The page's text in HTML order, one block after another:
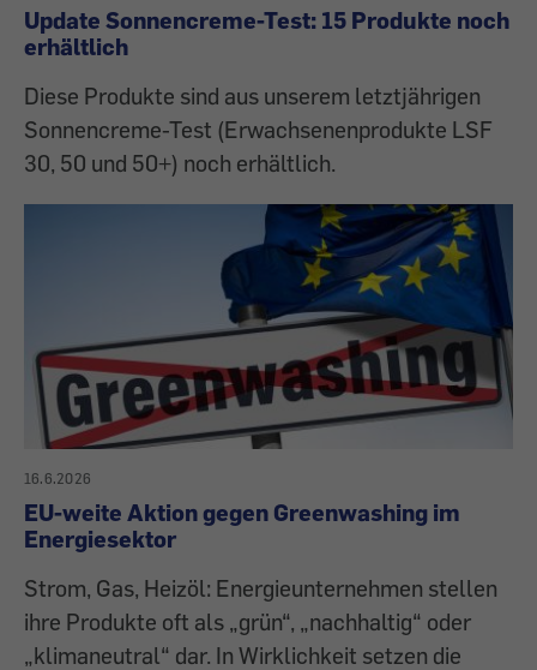
Update Sonnencreme-Test: 15 Produkte noch
erhältlich
Diese Produkte sind aus unserem letztjährigen
Sonnencreme-Test (Erwachsenenprodukte LSF
30, 50 und 50+) noch erhältlich.
16.6.2026
EU-weite Aktion gegen Greenwashing im
Energiesektor
Strom, Gas, Heizöl: Energieunternehmen stellen
ihre Produkte oft als „grün“, „nachhaltig“ oder
„klimaneutral“ dar. In Wirklichkeit setzen die